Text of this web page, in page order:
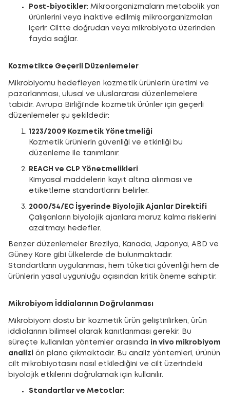
Post-biyotikler: Mikroorganizmaların metabolik yan
ürünlerini veya inaktive edilmiş mikroorganizmaları
içerir. Ciltte doğrudan veya mikrobiyota üzerinden
fayda sağlar.
Kozmetikte Geçerli Düzenlemeler
Mikrobiyomu hedefleyen kozmetik ürünlerin üretimi ve
pazarlanması, ulusal ve uluslararası düzenlemelere
tabidir. Avrupa Birliği'nde kozmetik ürünler için geçerli
düzenlemeler şu şekildedir:
1223/2009 Kozmetik Yönetmeliği
Kozmetik ürünlerin güvenliği ve etkinliği bu
düzenleme ile tanımlanır.
REACH ve CLP Yönetmelikleri
Kimyasal maddelerin kayıt altına alınması ve
etiketleme standartlarını belirler.
2000/54/EC İşyerinde Biyolojik Ajanlar Direktifi
Çalışanların biyolojik ajanlara maruz kalma risklerini
azaltmayı hedefler.
Benzer düzenlemeler Brezilya, Kanada, Japonya, ABD ve
Güney Kore gibi ülkelerde de bulunmaktadır.
Standartların uygulanması, hem tüketici güvenliği hem de
ürünlerin yasal uygunluğu açısından kritik öneme sahiptir.
Mikrobiyom İddialarının Doğrulanması
Mikrobiyom dostu bir kozmetik ürün geliştirilirken, ürün
iddialarının bilimsel olarak kanıtlanması gerekir. Bu
süreçte kullanılan yöntemler arasında
in vivo mikrobiyom
analizi
ön plana çıkmaktadır. Bu analiz yöntemleri, ürünün
cilt mikrobiyotasını nasıl etkilediğini ve cilt üzerindeki
biyolojik etkilerini doğrulamak için kullanılır.
Standartlar ve Metotlar: